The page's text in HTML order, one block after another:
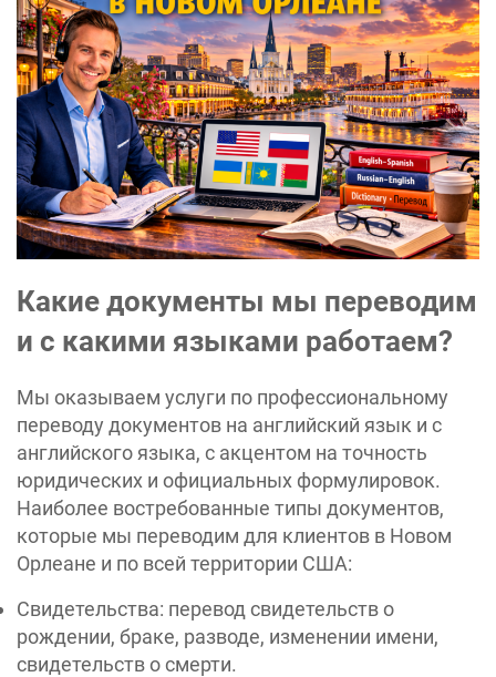
Какие документы мы переводим
и с какими языками работаем?
Мы оказываем услуги по профессиональному
переводу документов на английский язык и с
английского языка, с акцентом на точность
юридических и официальных формулировок.
Наиболее востребованные типы документов,
которые мы переводим для клиентов в Новом
Орлеане и по всей территории США:
Свидетельства: перевод свидетельств о
рождении, браке, разводе, изменении имени,
свидетельств о смерти.